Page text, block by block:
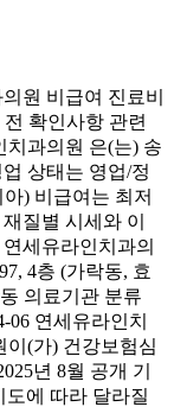
원 비급여 진료비
확인사항 관련
치과의원 은(는) 송
상태는 영업/정
) 비급여는 최저
질별 시세와 이
세유라인치과의
4층 (가락동, 효
의료기관 분류
06 연세유라인치
(가) 건강보험심
년 8월 공개 기
도에 따라 달라질